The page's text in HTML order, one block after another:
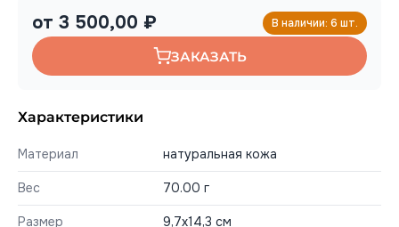
от 3 500,00 ₽ В наличии: 6 шт.
ЗАКАЗАТЬ
Характеристики
Материал натуральная кожа
Вес 70.00 г
Размер 9,7х14,3 см